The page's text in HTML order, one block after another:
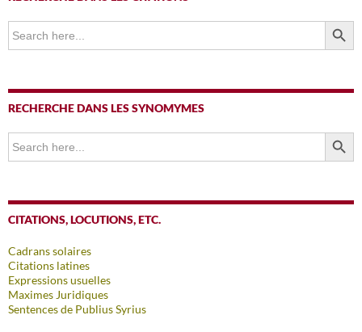
Search
for:
SEARCH
RECHERCHE DANS LES SYNOMYMES
Search
for:
SEARCH
CITATIONS, LOCUTIONS, ETC.
Cadrans solaires
Citations latines
Expressions usuelles
Maximes Juridiques
Sentences de Publius Syrius